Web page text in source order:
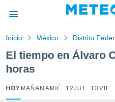
por
para
la
calidad.
a este
Inicio México Distrito
El tiempo en Álvaro
horas
HOY MAÑANA MIÉ. 12JUE. 13 VIE.